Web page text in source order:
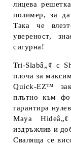
лицева
полимер, за
Така че
увереност,
сигурна!
Tri-Slabâ„¢ с
плоча за
Quick-EZ™
плътно към
гарантира
Maya
издръжлив и
Сваляща се